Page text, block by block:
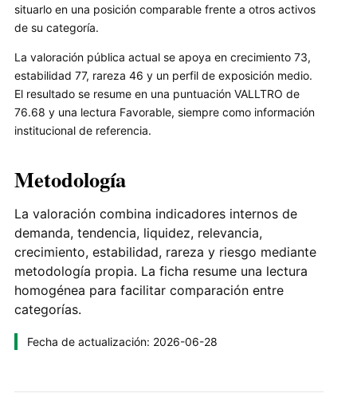
situarlo en una posición comparable frente a otros activos
de su categoría.
La valoración pública actual se apoya en crecimiento 73,
estabilidad 77, rareza 46 y un perfil de exposición medio.
El resultado se resume en una puntuación VALLTRO de
76.68 y una lectura Favorable, siempre como información
institucional de referencia.
Metodología
La valoración combina indicadores internos de
demanda, tendencia, liquidez, relevancia,
crecimiento, estabilidad, rareza y riesgo mediante
metodología propia. La ficha resume una lectura
homogénea para facilitar comparación entre
categorías.
Fecha de actualización: 2026-06-28